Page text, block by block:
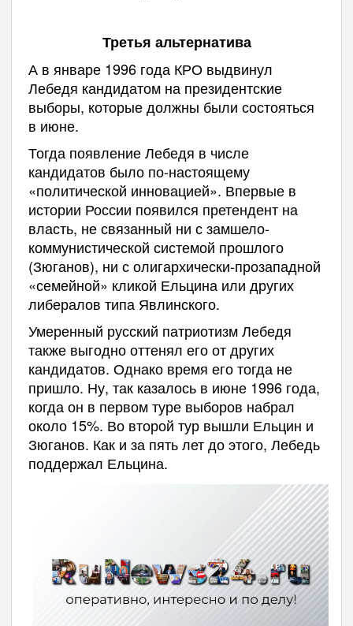
Третья альтернатива
А в январе 1996 года КРО выдвинул
Лебедя кандидатом на президентские
выборы, которые должны были состояться
в июне.
Тогда появление Лебедя в числе
кандидатов было по-настоящему
«политической инновацией». Впервые в
истории России появился претендент на
власть, не связанный ни с замшело-
коммунистической системой прошлого
(Зюганов), ни с олигархически-прозападной
«семейной» кликой Ельцина или других
либералов типа Явлинского.
Умеренный русский патриотизм Лебедя
также выгодно оттенял его от других
кандидатов. Однако время его тогда не
пришло. Ну, так казалось в июне 1996 года,
когда он в первом туре выборов набрал
около 15%. Во второй тур вышли Ельцин и
Зюганов. Как и за пять лет до этого, Лебедь
поддержал Ельцина.